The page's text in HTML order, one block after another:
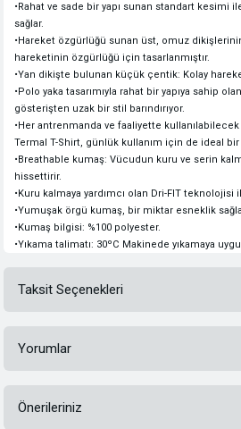
•Rahat ve sade bir yapı sunan standart kesimi
sağlar.
•Hareket özgürlüğü sunan üst, omuz
hareketinin özgürlüğü için tasarlanmıştır.
•Yan dikişte bulunan küçük çentik: Kolay
•Polo yaka tasarımıyla rahat bir yapıya sahip
gösterişten uzak bir stil barındırıyor.
•Her antrenmanda ve faaliyette
Termal T-Shirt, günlük kullanım için de ideal
•Breathable kumaş: Vücudun kuru ve serin
hissettirir.
•Kuru kalmaya yardımcı olan Dri-FIT teknolojisi
•Yumuşak örgü kumaş, bir miktar esneklik
•Kumaş bilgisi: %100 polyester.
•Yıkama talimatı: 30ºC Makinede yıkamaya
Taksit Seçenekleri
Yorumlar
Önerileriniz